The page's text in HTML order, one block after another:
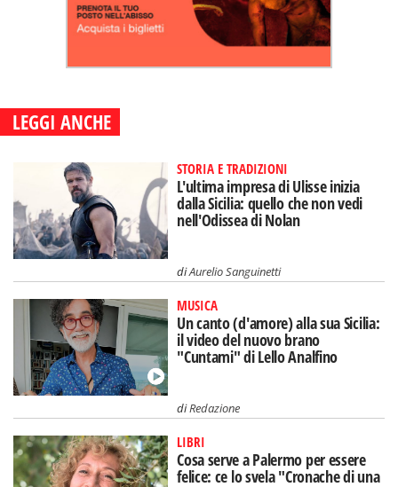
LEGGI ANCHE
STORIA E TRADIZIONI
L'ultima impresa di Ulisse inizia
dalla Sicilia: quello che non vedi
nell'Odissea di Nolan
diAurelio Sanguinetti
MUSICA
Un canto (d'amore) alla sua Sicilia:
il video del nuovo brano
"Cuntami" di Lello Analfino
diRedazione
LIBRI
Cosa serve a Palermo per essere
felice: ce lo svela "Cronache di una